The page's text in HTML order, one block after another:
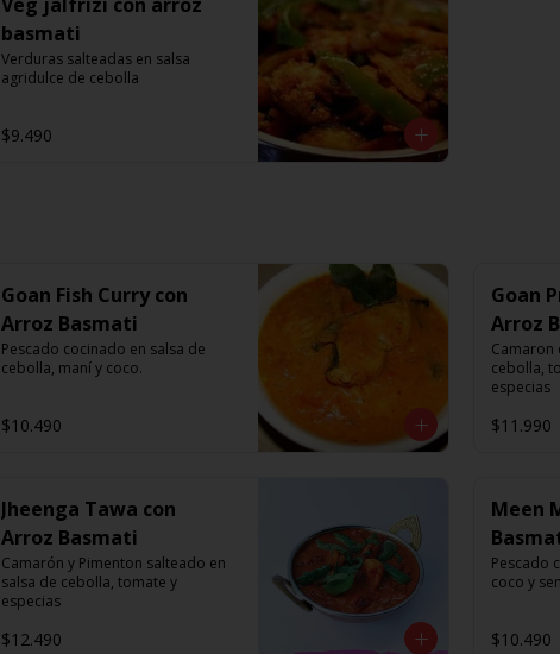
basmati
Verduras salteadas en salsa
agridulce de cebolla
$9.490
Goan Fish Curry con
Arroz Basmati
Pescado cocinado en salsa de
cebolla, maní y coco.
$10.490
Goan
Arroz
Camaron
cebolla,
especias
$11.990
Jheenga Tawa con
Arroz Basmati
Camarón y Pimenton salteado en
salsa de cebolla, tomate y
especias
$12.490
Meen
Pescado
coco y
$10.490